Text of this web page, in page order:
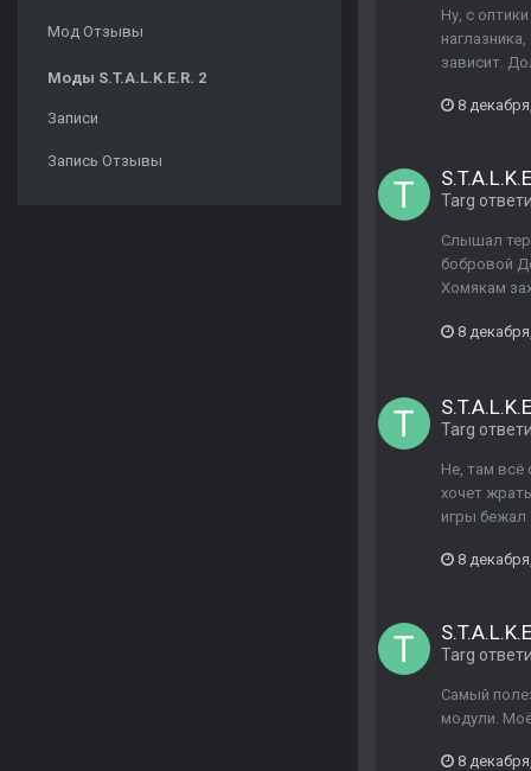
Мод Отзывы
Моды S.T.A.L.K.E.R. 2
Записи
Запись Отзывы
Ну, с
зависит.
8
Targ
Слышал
бобровой
Хомякам
8
Targ
Не, там всё
хочет
игры бежал
8
Targ
Самый
модули.
8